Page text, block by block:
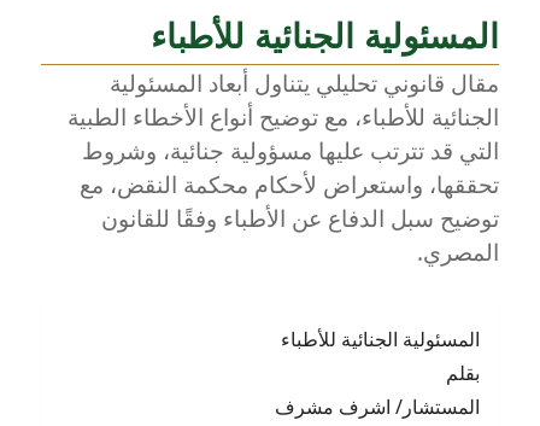
المسئولية الجنائية للأطباء
مقال قانوني تحليلي يتناول أبعاد المسئولية
الجنائية للأطباء، مع توضيح أنواع الأخطاء الطبية
التي قد تترتب عليها مسؤولية جنائية، وشروط
تحققها، واستعراض لأحكام محكمة النقض، مع
توضيح سبل الدفاع عن الأطباء وفقًا للقانون
المصري.
المسئولية الجنائية للأطباء
بقلم
المستشار/ اشرف مشرف